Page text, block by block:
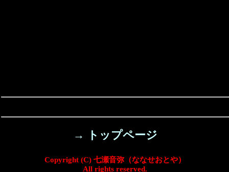
→ トップページ
Copyright (C) 七瀬音弥（ななせおとや）
All rights reserved.